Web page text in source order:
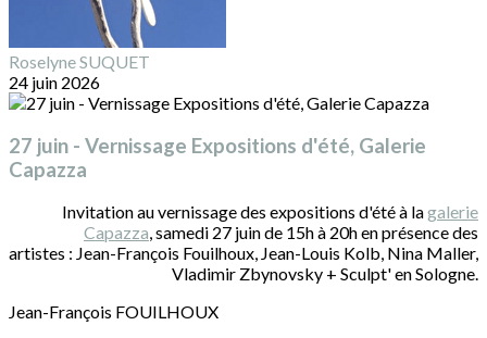
Roselyne SUQUET
24 juin 2026
27 juin - Vernissage Expositions d'été, Galerie
Capazza
Invitation au vernissage des expositions d'été à lagalerie
Capazza, samedi 27 juin de 15h à 20h en présence des
artistes : Jean-François Fouilhoux, Jean-Louis Kolb, Nina Maller,
Vladimir Zbynovsky + Sculpt' en Sologne.
Jean-François FOUILHOUX